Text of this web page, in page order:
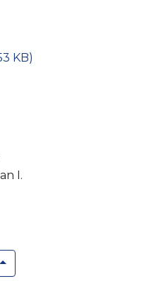
KB)
I.